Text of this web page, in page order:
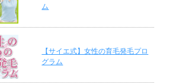
ム
【サイエ式】女性の育毛発毛プロ
グラム